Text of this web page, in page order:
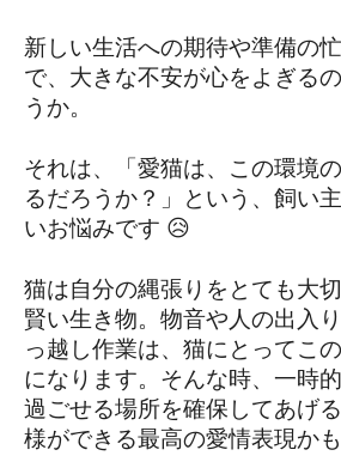
新しい生活への期待や準備の
で、大きな不安が心をよぎる
うか。
それは、「愛猫は、この環境
るだろうか？」という、飼い
いお悩みです 😥
猫は自分の縄張りをとても大
賢い生き物。物音や人の出入
っ越し作業は、猫にとってこ
になります。そんな時、一時
過ごせる場所を確保してあげ
様ができる最高の愛情表現か